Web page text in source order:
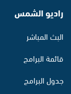
راديو الشمس
البث المباشر
قائمة البرامج
جدول البرامج